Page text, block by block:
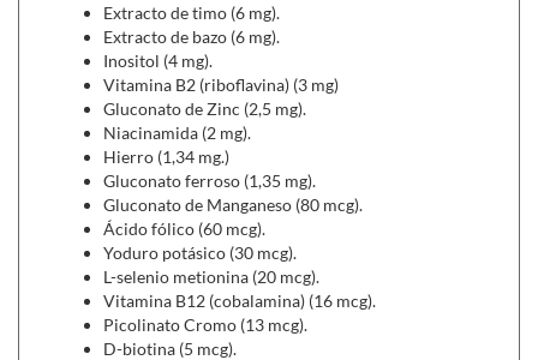
Extracto de timo (6 mg).
Extracto de bazo (6 mg).
Inositol (4 mg).
Vitamina B2 (riboflavina) (3 mg)
Gluconato de Zinc (2,5 mg).
Niacinamida (2 mg).
Hierro (1,34 mg.)
Gluconato ferroso (1,35 mg).
Gluconato de Manganeso (80 mcg).
Ácido fólico (60 mcg).
Yoduro potásico (30 mcg).
L-selenio metionina (20 mcg).
Vitamina B12 (cobalamina) (16 mcg).
Picolinato Cromo (13 mcg).
D-biotina (5 mcg).